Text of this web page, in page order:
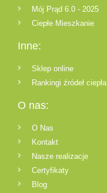
Mój Prąd 6.0 - 2025
Ciepłe Mieszkanie
Inne:
Sklep online
Rankingi źródeł ciepła
O nas:
O Nas
Kontakt
Nasze realizacje
Certyfikaty
Blog